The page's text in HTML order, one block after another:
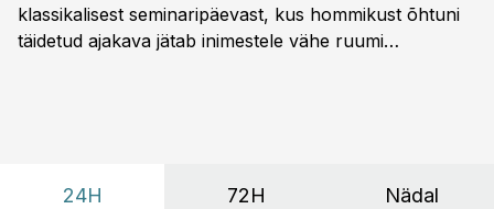
klassikalisest seminaripäevast, kus hommikust õhtuni
täidetud ajakava jätab inimestele vähe ruumi
24H 72H Nädal